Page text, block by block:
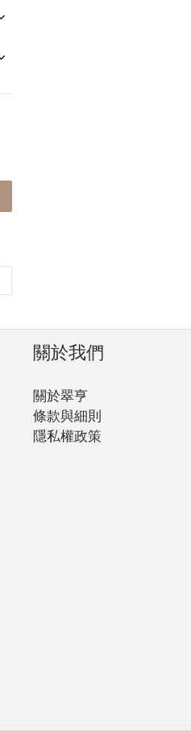
關於我們
關於翠亨
條款與細則
隱私權政策